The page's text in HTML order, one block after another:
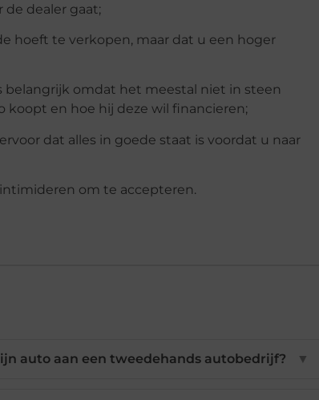
de dealer gaat;
hoeft te verkopen, maar dat u een hoger
belangrijk omdat het meestal niet in steen
koopt en hoe hij deze wil financieren;
dat alles in goede staat is voordat u naar
om te accepteren.
auto aan een tweedehands autobedrijf? ▼